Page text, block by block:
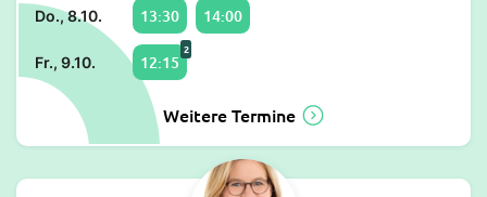
Do., 8.10. 13:30 14:00
Fr., 9.10. 12:15
2
Weitere Termine